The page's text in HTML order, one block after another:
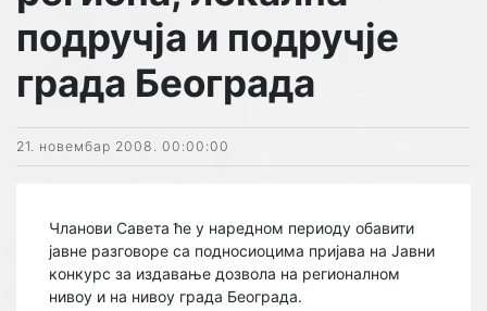
подручја и подручје
града Београда
21. новембар 2008. 00:00:00
Чланови Савета ће у наредном периоду обавити
јавне разговоре са подносиоцима пријава на Јавни
конкурс за издавање дозвола на регионалном
нивоу и на нивоу града Београда.